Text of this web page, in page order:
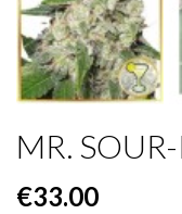
MR.
€33.00